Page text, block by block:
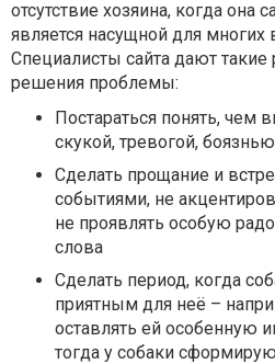
отсутствие хозяина, когда она
является насущной для многих
Специалисты сайта дают
решения проблемы:
Постараться понять, чем
скукой, тревогой,
Сделать прощание и
событиями, не
не проявлять особую
слова
Сделать период, когда
приятным для неё –
оставлять ей особенную
тогда у собаки